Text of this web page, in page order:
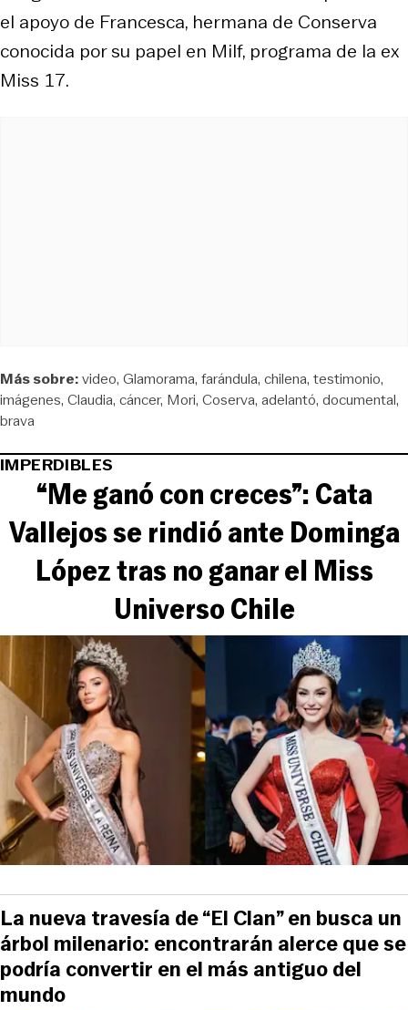
el apoyo de Francesca, hermana de Conserva
conocida por su papel en Milf, programa de la ex
Miss 17.
Más sobre:video Glamorama farándula chilena testimonio
imágenes Claudia cáncer Mori Coserva adelantó documental
brava
IMPERDIBLES
“Me ganó con creces”: Cata
Vallejos se rindió ante Dominga
López tras no ganar el Miss
Universo Chile
La nueva travesía de “El Clan” en busca un
árbol milenario: encontrarán alerce que se
podría convertir en el más antiguo del
mundo